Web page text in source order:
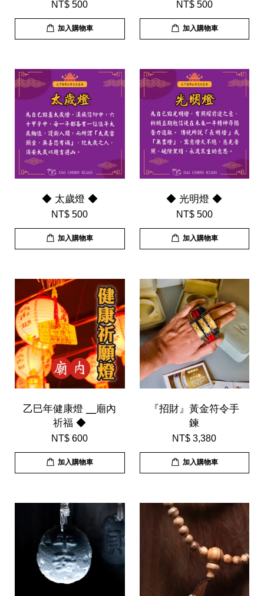
NT$ 500
加入購物車
NT$ 500
加入購物車
◆ 太歲燈 ◆
NT$ 500
加入購物車
◆ 光明燈 ◆
NT$ 500
加入購物車
乙巳年健康燈 ╴廟內
祈福 ◆
NT$ 600
加入購物車
『招財』黃金符令手
鍊
NT$ 3,380
加入購物車